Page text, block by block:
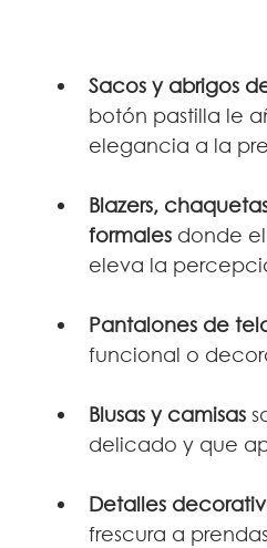
Sacos y abrigos
botón pastilla le
elegancia a la
Blazers,
formales donde
eleva la
Pantalones de
funcional o
Blusas y camisas
delicado y que
Detalles
frescura a